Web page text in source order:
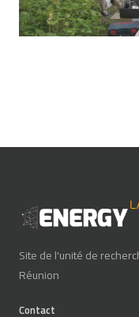
Site de l'unité de
Réunion
Contact